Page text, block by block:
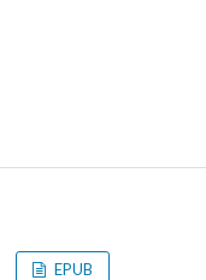
EPUB